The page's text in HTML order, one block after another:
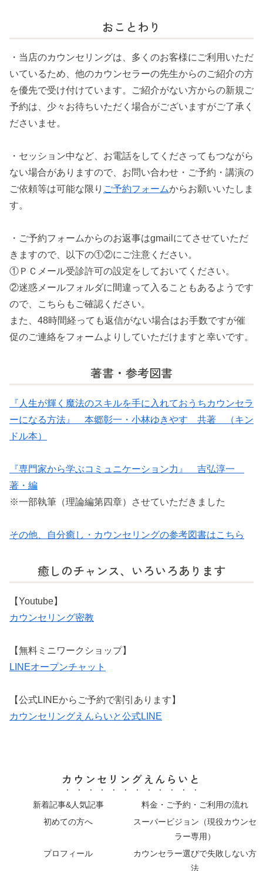
おことわり
・当店のカウンセリングは、多くのお客様にご利用いただ
いているため、他のカウンセラーの先生からのご紹介の方
を優先で受け付けています。ご紹介がない方からの新規ご
予約は、少々お待ちいただく場合がございますがご了承く
ださいませ。
・セッション中など、お電話をしてくださってもつながら
ない場合がありますので、お問い合わせ・ご予約・講演の
ご依頼等は可能な限り ご予約フォームからお願いいたしま
す。
・ご予約フォームからのお返事はgmailにてさせていただ
きますので、以下の①②にご注意ください。
①ＰＣメール受診許可の設定をしておいてください。
②迷惑メールフォルダに間違って入ることもあるようです
ので、こちらもご確認ください。
また、48時間経っても返信がない場合はお手数ですが催
促のご連絡をフォームよりしていただけますと幸いです。
著書・参考図書
『人生が輝く魔法のスキルを手に入れておうちカウンセラ
ーになる方法』 本郷彰一・小林ゆきやす 共著 （キン
ドル本）
『専門家から学ぶコミュニケーション力』 吉弘淳一
著・編
※一部執筆（理論編第四章）させていただきました
その他、自分癒し・カウンセリングの参考図書はこちら
癒しのチャンス、いろいろあります
【Youtube】
カウンセリング密教
【無料ミニワークショップ】
LINEオープンチャット
【公式LINEからご予約で割引あります】
カウンセリングえんらいと公式LINE
カウンセリングえんらいと
新着記事&人気記事
料金・ご予約・ご利用の流れ
初めての方へ
スーパービジョン（現役カウンセ
ラー専用）
プロフィール
カウンセラー選びで失敗しない方
法